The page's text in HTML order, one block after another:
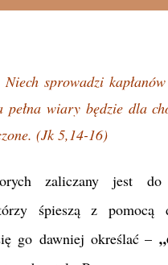
sprowadzi
wiary będzie dla
(Jk 5,14-16)
zaliczany jest
śpieszą z pomocą
go dawniej określać –